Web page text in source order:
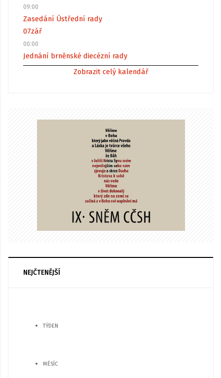
09:00
Zasedání Ústřední rady
07zář
00:00
Jednání brněnské diecézní rady
Zobrazit celý kalendář
NEJČTENĚJŠÍ
TÝDEN
MĚSÍC